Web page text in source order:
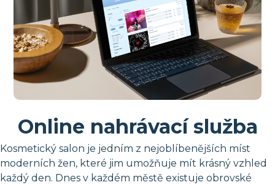
Online nahrávací služba
Kosmetický salon je jedním z nejoblíbenějších míst
moderních žen, které jim umožňuje mít krásný vzhled
každý den. Dnes v každém městě existuje obrovské